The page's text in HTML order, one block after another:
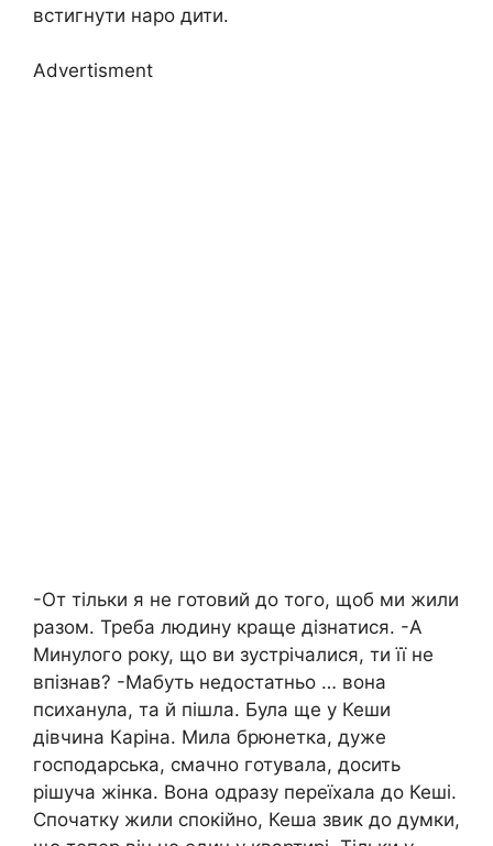
встигнути наро дити.
Advertisment
-От тільки я не готовий до того, щоб ми жили
разом. Треба людину краще дізнатися. -А
Минулого року, що ви зустрічалися, ти її не
впізнав? -Мабуть недостатньо … вона
психанула, та й пішла. Була ще у Кеши
дівчина Каріна. Мила брюнетка, дуже
господарська, смачно готувала, досить
рішуча жінка. Вона одразу переїхала до Кеші.
Спочатку жили спокійно, Кеша звик до думки,